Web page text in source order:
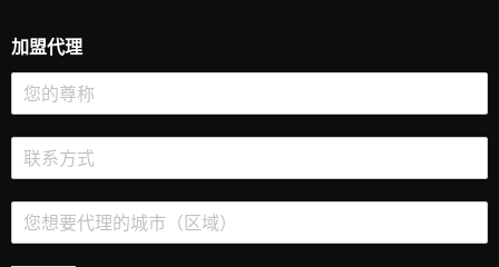
加盟代理